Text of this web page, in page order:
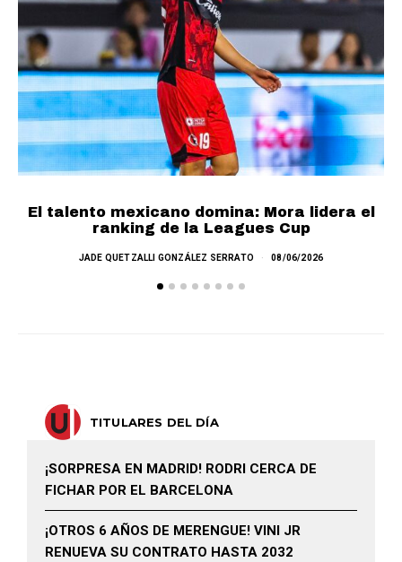
El talento mexicano domina: Mora lidera el
ranking de la Leagues Cup
JADE QUETZALLI GONZÁLEZ SERRATO 08/06/2026
TITULARES DEL DÍA
¡SORPRESA EN MADRID! RODRI CERCA DE
FICHAR POR EL BARCELONA
¡OTROS 6 AÑOS DE MERENGUE! VINI JR
RENUEVA SU CONTRATO HASTA 2032